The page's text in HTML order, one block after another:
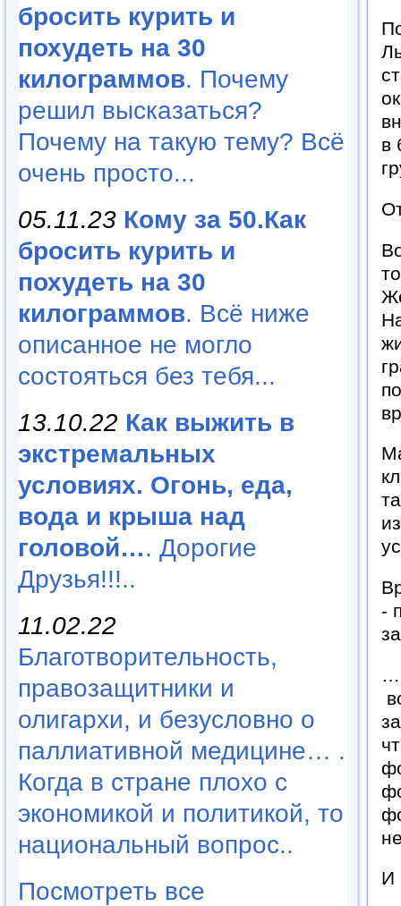
бросить курить и
похудеть на 30
килограммов. Почему
решил высказаться?
Почему на такую тему? Всё
очень просто...
05.11.23 Кому за 50.Как
бросить курить и
похудеть на 30
килограммов. Всё ниже
описанное не могло
состояться без тебя...
13.10.22 Как выжить в
экстремальных
условиях. Огонь, еда,
вода и крыша над
головой…. Дорогие
Друзья!!!..
11.02.22
Благотворительность,
правозащитники и
олигархи, и безусловно о
паллиативной медицине… .
Когда в стране плохо с
экономикой и политикой, то
национальный вопрос..
Посмотреть все
в
-
…
И